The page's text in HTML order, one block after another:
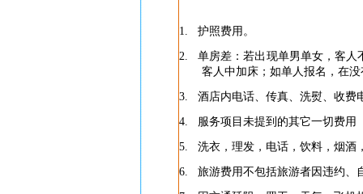
1. 护照费用。
2.
单房差：若出现单男单女，客人
客人中加床；如单人报名，在
3. 酒店内电话、传真、洗熨、收费
4. 服务项目未提到的其它一切费用
5. 洗衣，理发，电话，饮料，烟酒
6. 旅游费用不包括旅游者因违约、